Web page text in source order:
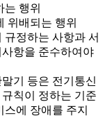
는 행위
위배되는 행위
정하는 사항과 서
항을 준수하여야
기 등은 전기통신
칙이 정하는 기준
에 장애를 주지